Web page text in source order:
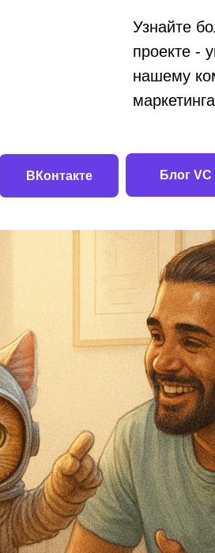
Узнайте
проекте -
нашему
ВКонтакте Блог VC